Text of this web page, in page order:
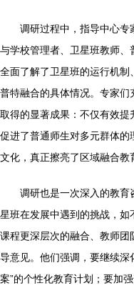
调研过程中，指导中心专
与学校管理者、卫星班教师、
全面了解了卫星班的运行机制
普特融合的具体情况。专家们
取得的显著成果：不仅有效
促进了普通师生对多元群体的
文化，真正擦亮了区域融合教
调研也是一次深入的教
星班在发展中遇到的挑战，
课程更深层次的融合、教师
导意见。他们强调，要继续深
案”的个性化教育计划；要加